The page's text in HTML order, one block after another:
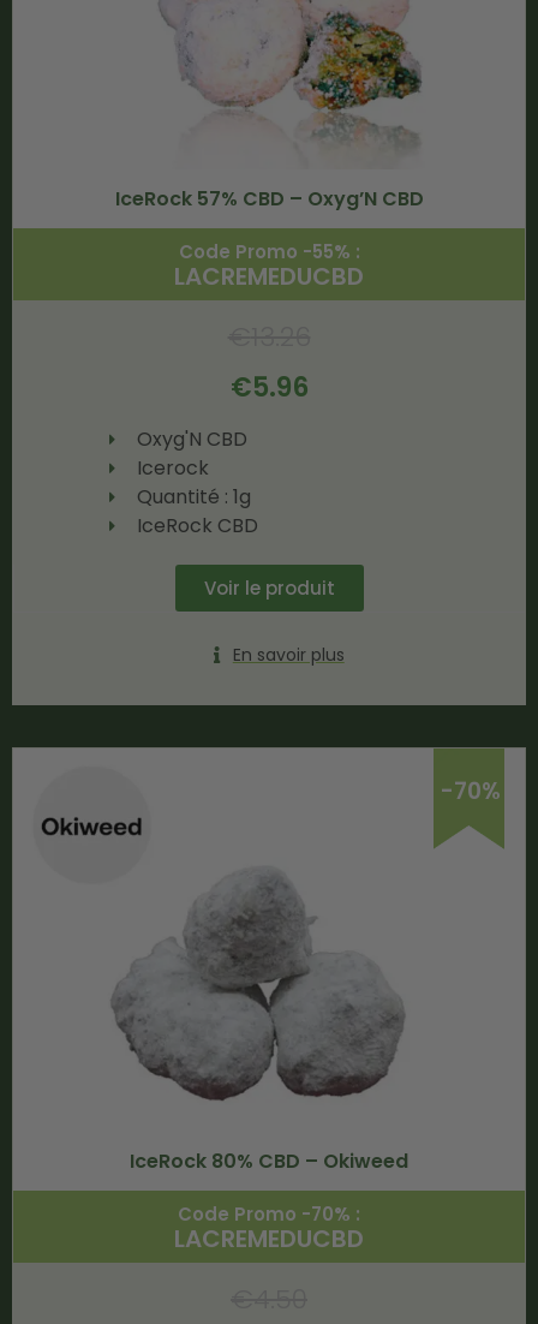
IceRock 57% CBD – Oxyg’N CBD
Code Promo -55% :
LACREMEDUCBD
€5.96
Oxyg'N CBD
Icerock
Quantité : 1g
IceRock CBD
Voir le produit
En savoir plus
-70%
IceRock 80% CBD – Okiweed
Code Promo -70% :
LACREMEDUCBD